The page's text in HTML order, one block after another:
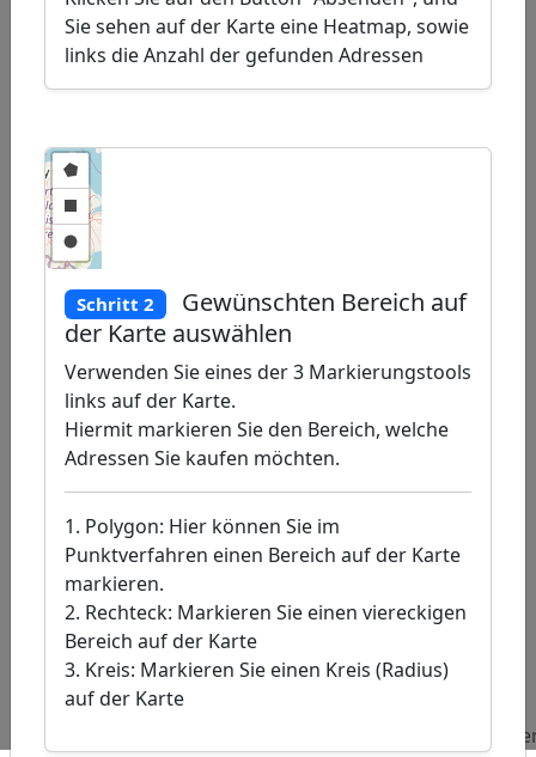
layers
Delete
layers
Leaflet |©
OpenStreetMap
contributors, �
GeoBasis-DE /
BKG 2024
Beliebte
Adressen
Sie sehen auf der Karte eine Heatmap, sowie
links die Anzahl der gefunden Adressen
Schritt 2
Gewünschten Bereich auf
der Karte auswählen
Verwenden Sie eines der 3 Markierungstools
links auf der Karte.
Hiermit markieren Sie den Bereich, welche
Adressen Sie kaufen möchten.
1. Polygon: Hier können Sie im
Punktverfahren einen Bereich auf der Karte
markieren.
2. Rechteck: Markieren Sie einen viereckigen
Bereich auf der Karte
3. Kreis: Markieren Sie einen Kreis (Radius)
auf der Karte